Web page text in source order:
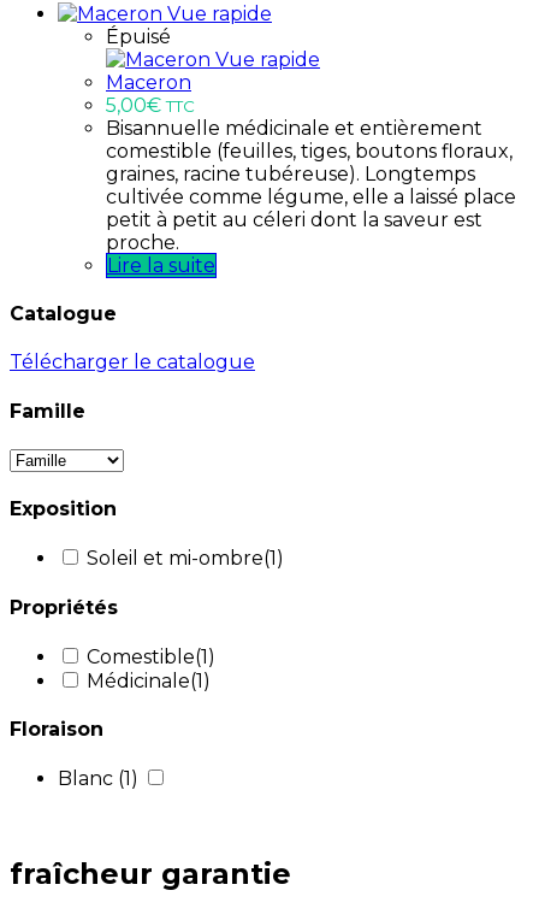
Vue rapide
Épuisé
Vue rapide
Maceron
5,00€ TTC
Bisannuelle médicinale et entièrement
comestible (feuilles, tiges, boutons floraux,
graines, racine tubéreuse). Longtemps
cultivée comme légume, elle a laissé place
petit à petit au céleri dont la saveur est
proche.
Lire la suite
Catalogue
Télécharger le catalogue
Famille
Exposition
Soleil et mi-ombre(1)
Propriétés
Comestible(1)
Médicinale(1)
Floraison
Blanc (1)
fraîcheur garantie